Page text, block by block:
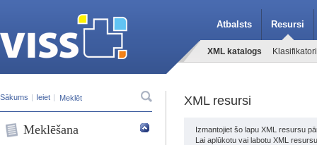
Atbalsts Resursi
XML katalogs Klasifikatori
Sākums | Ieiet |
Meklēšana
XML resursi
Izmantojiet šo lapu XML resursu
Lai aplūkotu vai labotu XML